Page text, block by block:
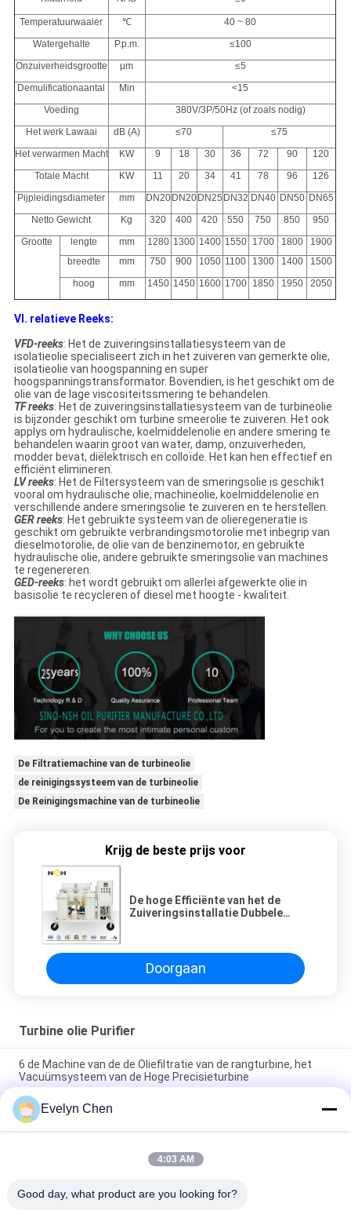
Temperatuurwaaier ℃
40 ~ 80
Watergehalte
P.p.m.
≤100
Onzuiverheidsgrootte
μm
≤5
Demulificationaantal
Min
<15
Voeding
380V/3P/50Hz (of zoals nodig)
Het werk Lawaai
dB (A) ≤70
≤75
Het verwarmen Macht
KW 9 18 30 36 72 90
120
Totale Macht
KW 11 20 34 41 78 96
126
Pijpleidingsdiameter
mm DN20 DN20 DN25 DN32 DN40 DN50 DN65
Netto Gewicht
Kg 320 400 420 550 750 850
950
Grootte
lengte mm 1280 1300 1400 1550 1700 1800
1900
breedte
mm 750 900 1050 1100 1300 1400
1500
hoog
mm 1450 1450 1600 1700 1850 1950 2050
VI. relatieve Reeks:
VFD-reeks: Het de zuiveringsinstallatiesysteem van de
isolatieolie specialiseert zich in het zuiveren van gemerkte olie,
isolatieolie van hoogspanning en super
hoogspanningstransformator. Bovendien, is het geschikt om de
olie van de lage viscositeitssmering te behandelen.
TF reeks: Het de zuiveringsinstallatiesysteem van de turbineolie
is bijzonder geschikt om turbine smeerolie te zuiveren. Het ook
applys om hydraulische, koelmiddelenolie en andere smering te
behandelen waarin groot van water, damp, onzuiverheden,
modder bevat, diëlektrisch en colloïde. Het kan hen effectief en
efficiënt elimineren.
LV reeks: Het de Filtersysteem van de smeringsolie is geschikt
vooral om hydraulische olie, machineolie, koelmiddelenolie en
verschillende andere smeringsolie te zuiveren en te herstellen.
GER reeks: Het gebruikte systeem van de olieregeneratie is
geschikt om gebruikte verbrandingsmotorolie met inbegrip van
dieselmotorolie, de olie van de benzinemotor, en gebruikte
hydraulische olie, andere gebruikte smeringsolie van machines
te regenereren.
GED-reeks: het wordt gebruikt om allerlei afgewerkte olie in
basisolie te recycleren of diesel met hoogte - kwaliteit.
De Filtratiemachine van de turbineolie
de reinigingssysteem van de turbineolie
De Reinigingsmachine van de turbineolie
Krijg de beste prijs voor
De hoge Efficiënte van het de
Zuiveringsinstallatie Dubbele
Doorgaan
Turbine olie Purifier
6 de Machine van de de Oliefiltratie van de rangturbine, het
Vacuümsysteem van de Hoge Precisieturbine
Olie die de Vacuüm van het de Regeneratiesysteem van de
Turbineolie Hoge Prestaties recycleren
Van de de Oliezuiveringsinstallatie van de elektrische
centraleturbine van het de Vochtigheidsdeeltje de
Evelyn Chen
4:03 AM
Good day, what product are you looking for?